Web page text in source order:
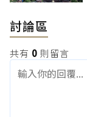
討論區
共有 0 則留言